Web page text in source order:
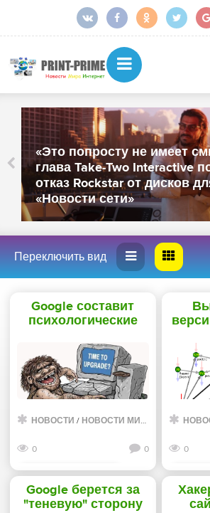
«Это попросту не имеет
глава Take-Two Interactive
отказ Rockstar от дисков
«Новости сети»
Google составит
психологические
пользователей -
«Интернет»
НОВОСТИ / НОВОСТИ МИРА ИНТЕРНЕТ
0 0
Смотреть дальше
0
Google берется за
"теневую" сторону